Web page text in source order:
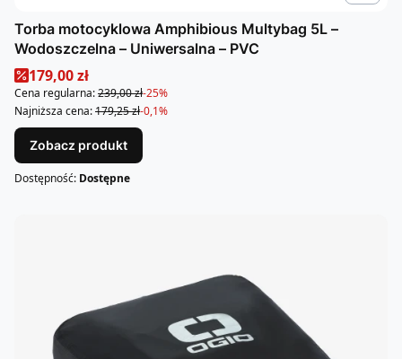
Torba motocyklowa Amphibious Multybag 5L –
Wodoszczelna – Uniwersalna – PVC
Cena promocyjna
179,00 zł
Cena regularna:239,00 zł-25%
Najniższa cena:179,25 zł-0,1%
Zobacz produkt
Dostępność: Dostępne